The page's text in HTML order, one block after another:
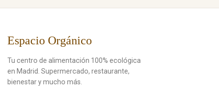
Espacio Orgánico
Tu centro de alimentación 100% ecológica
en Madrid. Supermercado, restaurante,
bienestar y mucho más.